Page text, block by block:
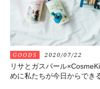
GOODS 2020/07/22
リサとガスパール
めに私たちが今日からでき